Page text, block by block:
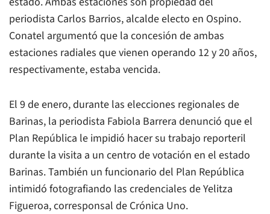
periodista Carlos Barrios, alcalde electo en Ospino.
Conatel argumentó que la concesión de ambas
estaciones radiales que vienen operando 12 y 20 años,
respectivamente, estaba vencida.
El 9 de enero, durante las elecciones regionales de
Barinas, la periodista Fabiola Barrera denunció que el
Plan República le impidió hacer su trabajo reporteril
durante la visita a un centro de votación en el estado
Barinas. También un funcionario del Plan República
intimidó fotografiando las credenciales de Yelitza
Figueroa, corresponsal de Crónica Uno.